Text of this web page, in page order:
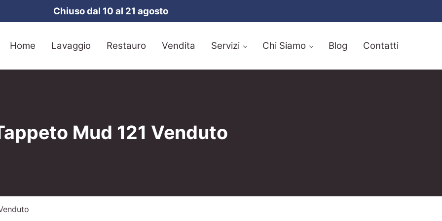
Chiuso dal 10 al 21 agosto
Home Lavaggio Restauro Vendita Servizi Chi Siamo Blog Contatti
Mud 121 Venduto